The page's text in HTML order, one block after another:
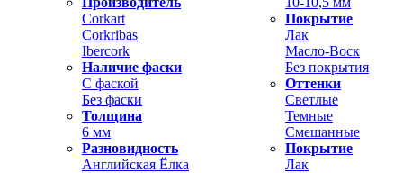
Corkart
Corkribas
Ibercork
Наличие фаски
С фаской
Без фаски
Толщина
6 мм
Покрытие
Лак
Масло-Воск
Без покрытия
Оттенки
Светлые
Темные
Смешанные
Разновидность
Английская Ёлка
Покрытие
Лак